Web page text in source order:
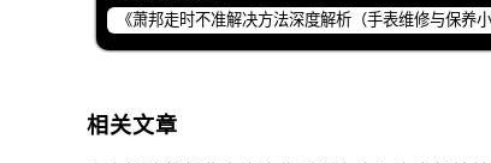
相关文章